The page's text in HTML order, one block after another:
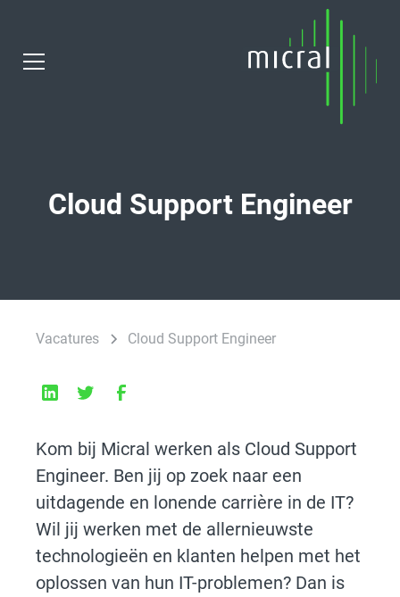
Cloud Support Engineer
Vacatures Cloud Support Engineer
Kom bij Micral werken als Cloud Support
Engineer. Ben jij op zoek naar een
uitdagende en lonende carrière in de IT?
Wil jij werken met de allernieuwste
technologieën en klanten helpen met het
oplossen van hun IT-problemen? Dan is